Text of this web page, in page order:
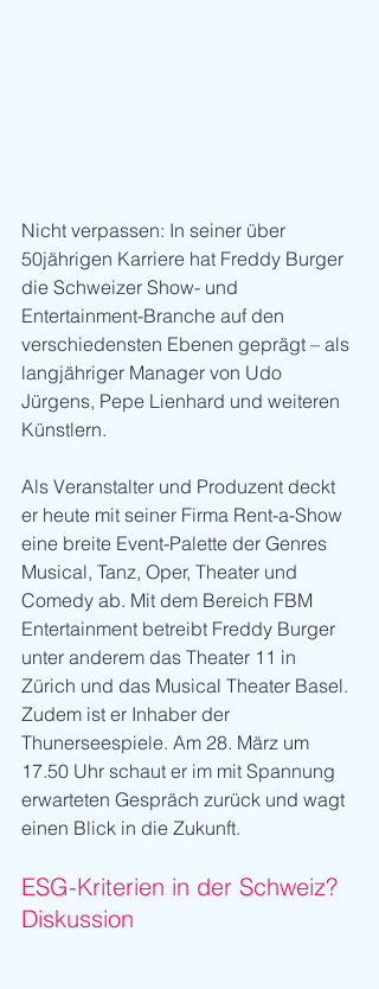
Nicht verpassen: In seiner über
50jährigen Karriere hat Freddy Burger
die Schweizer Show- und
Entertainment-Branche auf den
verschiedensten Ebenen geprägt – als
langjähriger Manager von Udo
Jürgens, Pepe Lienhard und weiteren
Künstlern.
Als Veranstalter und Produzent deckt
er heute mit seiner Firma Rent-a-Show
eine breite Event-Palette der Genres
Musical, Tanz, Oper, Theater und
Comedy ab. Mit dem Bereich FBM
Entertainment betreibt Freddy Burger
unter anderem das Theater 11 in
Zürich und das Musical Theater Basel.
Zudem ist er Inhaber der
Thunerseespiele. Am 28. März um
17.50 Uhr schaut er im mit Spannung
erwarteten Gespräch zurück und wagt
einen Blick in die Zukunft.
ESG-Kriterien in der Schweiz?
Diskussion